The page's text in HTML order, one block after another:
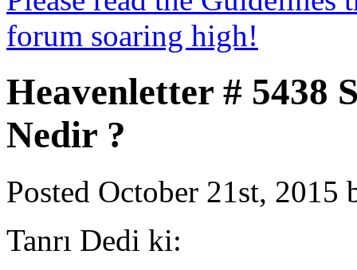
forum soaring high!
Heavenletter # 5438
Nedir ?
Posted October 21st, 2015
Tanrı Dedi ki: